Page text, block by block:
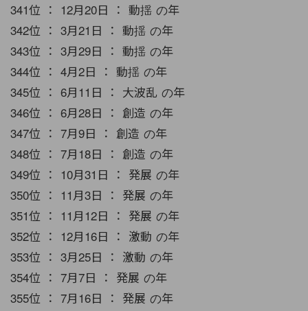
341位 ： 12月20日 ： 動揺 の年
342位 ： 3月21日 ： 動揺 の年
343位 ： 3月29日 ： 動揺 の年
344位 ： 4月2日 ： 動揺 の年
345位 ： 6月11日 ： 大波乱 の年
346位 ： 6月28日 ： 創造 の年
347位 ： 7月9日 ： 創造 の年
348位 ： 7月18日 ： 創造 の年
349位 ： 10月31日 ： 発展 の年
350位 ： 11月3日 ： 発展 の年
351位 ： 11月12日 ： 発展 の年
352位 ： 12月16日 ： 激動 の年
353位 ： 3月25日 ： 激動 の年
354位 ： 7月7日 ： 発展 の年
355位 ： 7月16日 ： 発展 の年